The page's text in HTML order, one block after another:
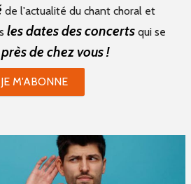
de l'actualité du chant choral et
les dates des concertsqui se
près de chez vous !
JE M'ABONNE